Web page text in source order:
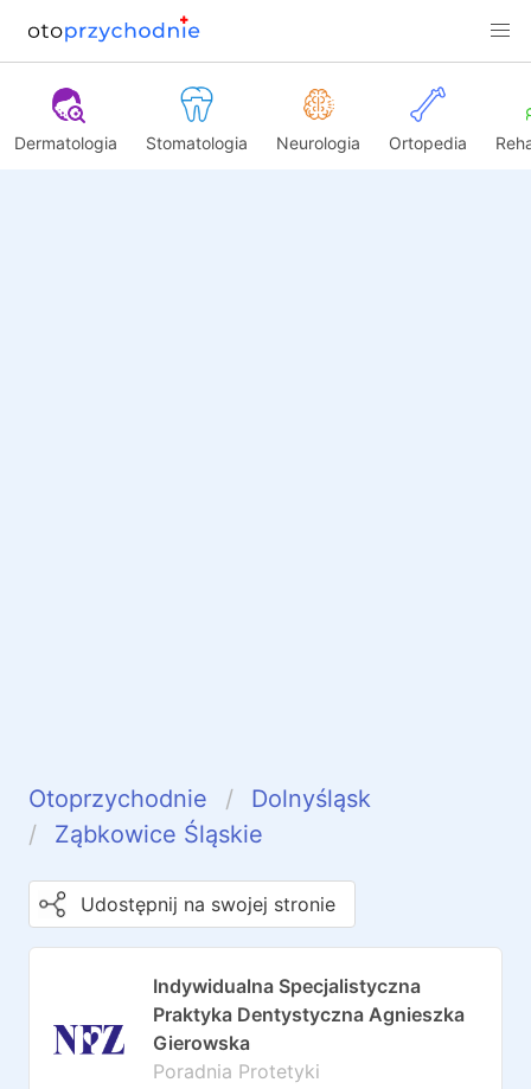
Dermatologia Stomatologia Neurologia Ortopedia
Otoprzychodnie
Dolnyśląsk
Ząbkowice Śląskie
Udostępnij na swojej stronie
Indywidualna Specjalistyczna
Praktyka Dentystyczna Agnieszka
Gierowska
Poradnia Protetyki